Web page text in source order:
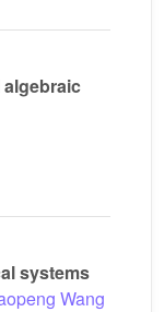
systems
Wang